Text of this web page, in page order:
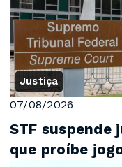
Justiça
07/08/2026
STF suspende
que proíbe